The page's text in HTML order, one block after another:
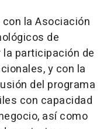
la Asociación
de
la participación de
y con la
del programa
con capacidad
así como